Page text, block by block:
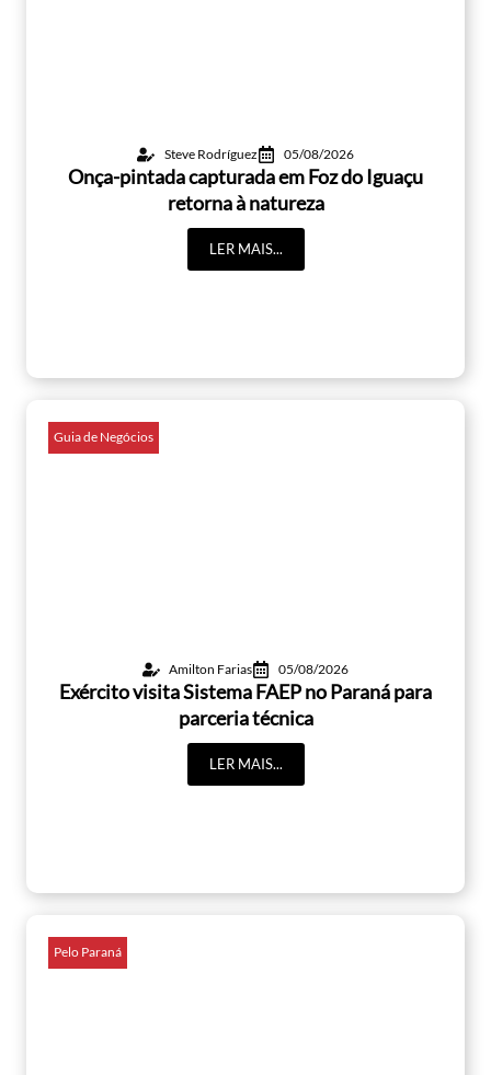
Steve Rodríguez 05/08/2026
Onça-pintada capturada em Foz do Iguaçu
retorna à natureza
LER MAIS...
Guia de Negócios
Amilton Farias 05/08/2026
Exército visita Sistema FAEP no Paraná para
parceria técnica
LER MAIS...
Pelo Paraná